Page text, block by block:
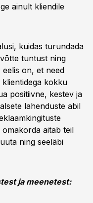
ainult kliendile
kuidas turundada
tuntust ning
on, et need
kokku
positiivne, kestev ja
lahenduste abil
aitab teil
ning seeläbi
ja meenetest: